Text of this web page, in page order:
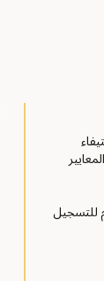
للتسجيل